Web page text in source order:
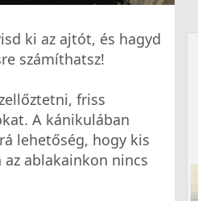
ki az ajtót, és hagyd
számíthatsz!
friss
A kánikulában
lehetőség, hogy kis
ablakainkon nincs